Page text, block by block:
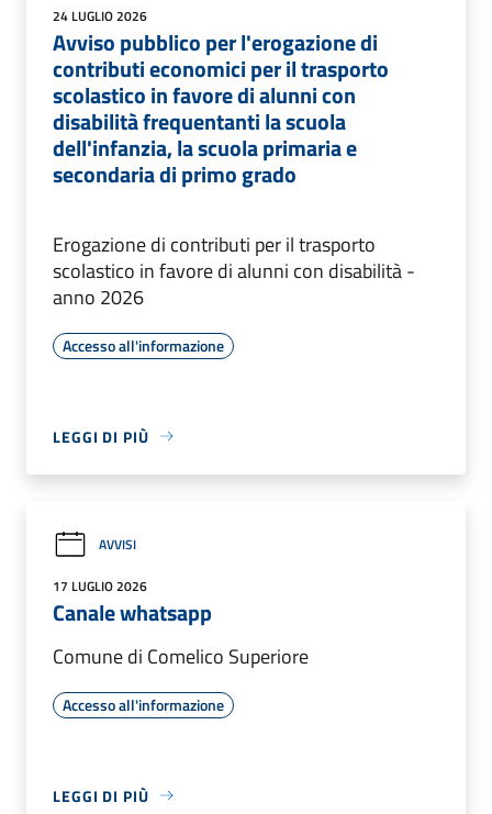
24 LUGLIO 2026
Avviso pubblico per l'erogazione di
contributi economici per il trasporto
scolastico in favore di alunni con
disabilità frequentanti la scuola
dell'infanzia, la scuola primaria e
secondaria di primo grado
Erogazione di contributi per il trasporto
scolastico in favore di alunni con disabilità -
anno 2026
Accesso all'informazione
LEGGI DI PIÙ
AVVISI
17 LUGLIO 2026
Canale whatsapp
Comune di Comelico Superiore
Accesso all'informazione
LEGGI DI PIÙ